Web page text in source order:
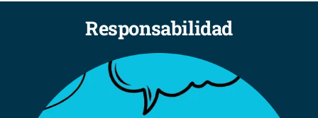
Responsabilidad